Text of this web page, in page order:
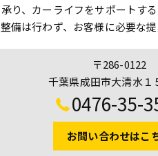
り、カーライフをサポートす
備は行わず、お客様に必要な提
〒286-0122
千葉県成田市大清水１
0476-35-
お問い合わせはこ